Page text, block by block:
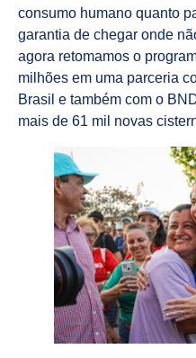
consumo humano quanto
garantia de chegar onde
agora retomamos o
milhões em uma parceria
Brasil e também com o
mais de 61 mil novas